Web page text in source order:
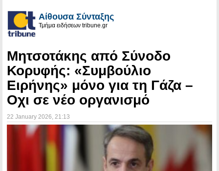
Αίθουσα Σύνταξης
Τμήμα ειδήσεων tribune.gr
Μητσοτάκης από Σύνοδο
Κορυφής: «Συμβούλιο
Ειρήνης» μόνο για τη Γάζα –
Οχι σε νέο οργανισμό
22 January 2026 , 21:13